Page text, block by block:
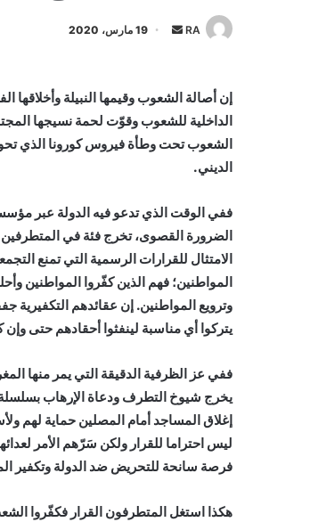
RA
أرسل 19 مارس، 2020
إن أصالة الشعوب وقيمها النبيلة
الداخلية للشعوب وقوّت لحمة نسيجها
الشعوب تحت وطأة فيروس كورونا الذي تحول
الديني.
ففي الوقت الذي تدعو فيه الدولة عبر
الضرورة القصوى، تخرج فئة في المتطرفين
الامتثال للقرارات الرسمية التي تمنع
المواطنين؛ فهم الذين كفّروا المواطنين
وترويع المواطنين. إن عقائدهم التكفيرية
يتركوا أي مناسبة لينفثوا أحقادهم حتى وإن
ففي عز الظرفية الدقيقة التي يمر منها
يخرج شيوخ التطرف ودعاة الإرهاب بسلسلة
إغلاق المساجد أمام المصلين حماية لهم
ليس احتراما للقرار ولكن سَرّهم الأمر
فرصة سانحة للتحريض ضد الدولة وتكفير
هكذا استغل المتطرفون القرار فكفّروا